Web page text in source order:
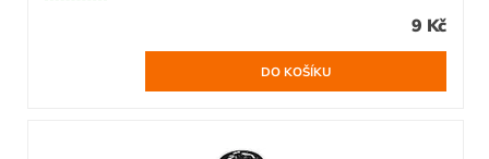
9 Kč